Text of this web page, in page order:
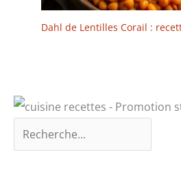
Dahl de Lentilles Corail :